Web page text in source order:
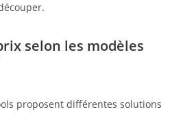
selon les modèles
proposent différentes solutions